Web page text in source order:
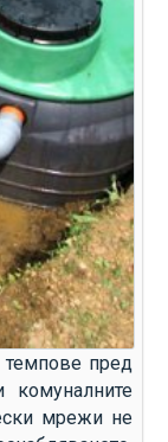
пред
комуналните
мрежи не